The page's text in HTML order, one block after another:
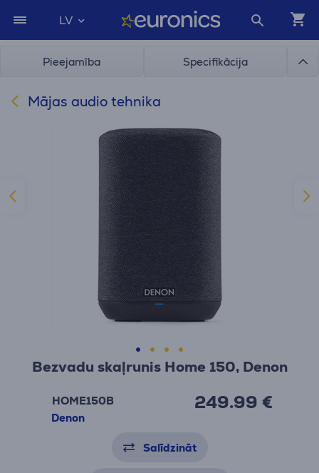
LV
Pieejamība Specifikācija
Mājas audio tehnika
Bezvadu skaļrunis Home 150, Denon
HOME150B
Denon
249.99 €
Salīdzināt